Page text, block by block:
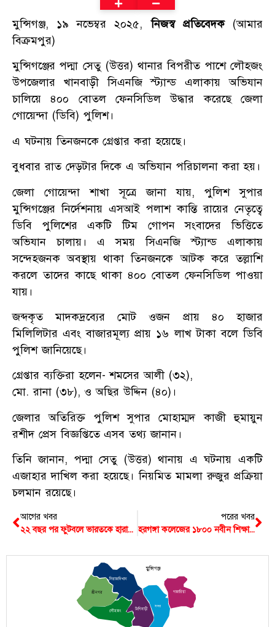
মুন্সিগঞ্জ, ১৯ নভেম্বর ২০২৫,নিজস্ব প্রতিবেদক(আমার
বিক্রমপুর)
মুন্সিগঞ্জের পদ্মা সেতু (উত্তর) থানার বিপরীত পাশে লৌহজং
উপজেলার খানবাড়ী সিএনজি স্ট্যান্ড এলাকায় অভিযান
চালিয়ে ৪০০ বোতল ফেনসিডিল উদ্ধার করেছে জেলা
গোয়েন্দা (ডিবি) পুলিশ।
এ ঘটনায় তিনজনকে গ্রেপ্তার করা হয়েছে।
বুধবার রাত দেড়টার দিকে এ অভিযান পরিচালনা করা হয়।
জেলা গোয়েন্দা শাখা সূত্রে জানা যায়, পুলিশ সুপার
মুন্সিগঞ্জের নির্দেশনায় এসআই পলাশ কান্তি রায়ের নেতৃত্বে
ডিবি পুলিশের একটি টিম গোপন সংবাদের ভিত্তিতে
অভিযান চালায়। এ সময় সিএনজি স্ট্যান্ড এলাকায়
সন্দেহজনক অবস্থায় থাকা তিনজনকে আটক করে তল্লাশি
করলে তাদের কাছে থাকা ৪০০ বোতল ফেনসিডিল পাওয়া
যায়।
জব্দকৃত মাদকদ্রব্যের মোট ওজন প্রায় ৪০ হাজার
মিলিলিটার এবং বাজারমূল্য প্রায় ১৬ লাখ টাকা বলে ডিবি
পুলিশ জানিয়েছে।
গ্রেপ্তার ব্যক্তিরা হলেন- শমসের আলী (৩২),
মো. রানা (৩৮), ও অছির উদ্দিন (৪০)।
জেলার অতিরিক্ত পুলিশ সুপার মোহাম্মদ কাজী হুমায়ুন
রশীদ প্রেস বিজ্ঞপ্তিতে এসব তথ্য জানান।
তিনি জানান, পদ্মা সেতু (উত্তর) থানায় এ ঘটনায় একটি
এজাহার দাখিল করা হয়েছে। নিয়মিত মামলা রুজুর প্রক্রিয়া
চলমান রয়েছে।
আগের খবর
২২ বছর পর ফুটবলে ভারতকে হারাল বাংলাদেশ
পরের খবর
হরগঙ্গা কলেজের ১৮০০ নবীন শিক্ষার্থীর মাঝে গাছ উপহার ছাত্রদলের
শ্রীনগর
সিরাজদিখান
টংগিবাড়ী
সদর
গজারিয়া
লৌহজং
মুন্সিগঞ্জ